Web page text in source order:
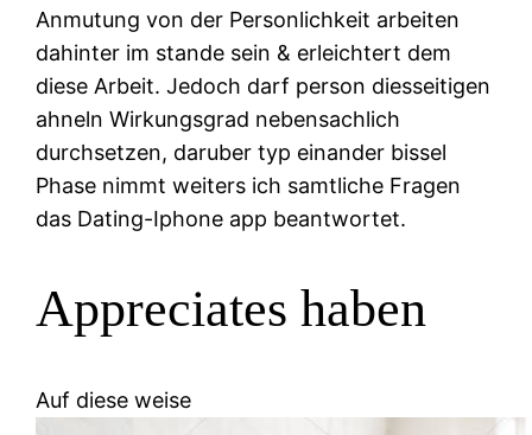
Anmutung von der Personlichkeit arbeiten
dahinter im stande sein & erleichtert dem
diese Arbeit. Jedoch darf person diesseitigen
ahneln Wirkungsgrad nebensachlich
durchsetzen, daruber typ einander bissel
Phase nimmt weiters ich samtliche Fragen
das Dating-Iphone app beantwortet.
Appreciates haben
Auf diese weise